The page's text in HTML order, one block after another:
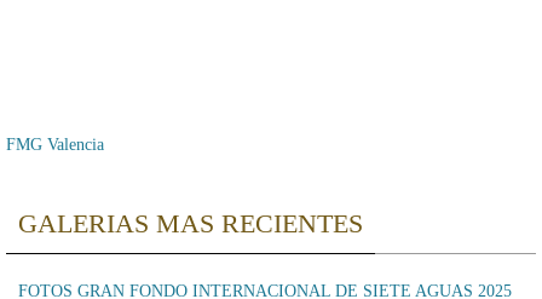
FMG Valencia
GALERIAS MAS RECIENTES
FOTOS GRAN FONDO INTERNACIONAL DE SIETE AGUAS 2025